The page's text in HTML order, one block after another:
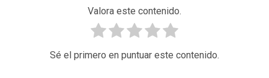
Valora este contenido.
Sé el primero en puntuar este contenido.